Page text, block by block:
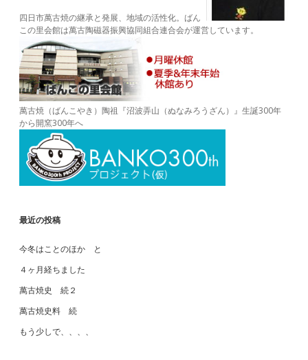
四日市萬古焼の継承と発展、地域の活性化。ばん
この里会館は萬古陶磁器振興協同組合連合会が運営しています。
萬古焼（ばんこやき）陶祖『沼波弄山（ぬなみろうざん）』生誕300年
から開窯300年へ
最近の投稿
今冬はことのほか と
４ヶ月経ちました
萬古焼史 続２
萬古焼史料 続
もう少しで、、、、